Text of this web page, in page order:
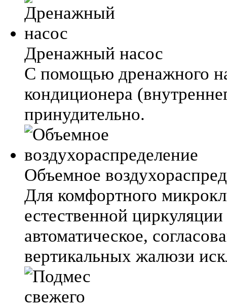
Дренажный насос
С помощью дренажного
кондиционера
принудительно.
Объемное
Для комфортного
естественной
автоматическое,
вертикальных жалюзи